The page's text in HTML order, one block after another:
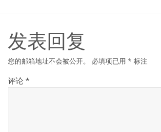
发表回复
您的邮箱地址不会被公开。 必填项已用 * 标注
评论*